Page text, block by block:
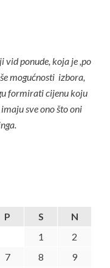
vid ponude, koja je ,po
mogućnosti izbora,
formirati cijenu koju
sve ono što oni
P S
N
1
2
7 8
9